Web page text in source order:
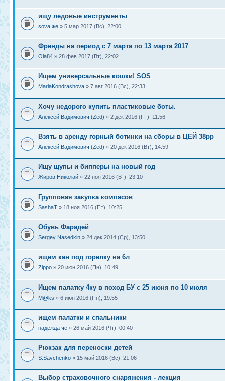
ищу ледовые инструменты
sova же » 5 мар 2017 (Вс), 22:00
Френды на период с 7 марта по 13 марта 2017
Ola84 » 28 фев 2017 (Вт), 22:02
Ищем универсальные кошки! SOS
MariaKondrashova » 7 авг 2016 (Вс), 22:33
Хочу недорого купить пластиковые боты.
Алексей Вадимович (Zed) » 2 дек 2016 (Пт), 11:56
Взять в аренду горный ботинки на сборы в ЦЕЙ 38рр
Алексей Вадимович (Zed) » 20 дек 2016 (Вт), 14:59
Ищу щупы и бипперы на новый год
Жиров Николай » 22 ноя 2016 (Вт), 23:10
Групповая закупка компасов
SashaT » 18 ноя 2016 (Пт), 10:25
Обувь Фарадей
Sergey Nasedkin » 24 дек 2014 (Ср), 13:50
ищем кан под горелку на 6л
Zippo » 20 июн 2016 (Пн), 10:49
Ищем палатку 4ку в поход БУ с 25 июня по 10 июля
M@ks » 6 июн 2016 (Пн), 19:55
ищем палатки и спальники
надежда че » 26 май 2016 (Чт), 00:40
Рюкзак для переноски детей
S.Savchenko » 15 май 2016 (Вс), 21:06
Выбор страховочного снаряжения - лекция